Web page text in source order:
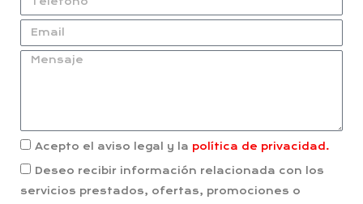
Acepto el aviso legal y la política de privacidad.
Deseo recibir información relacionada con los
servicios prestados, ofertas, promociones o